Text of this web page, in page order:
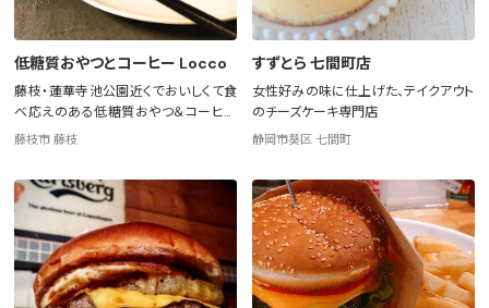
低糖質おやつとコーヒー Locco
藤枝・蓮華寺池公園近くでおいしくて食
べ応えのある低糖質おやつ＆コーヒー
を提供
藤枝市 藤枝
すずとら 七間町店
女性好みの味に仕上げた、テイクアウト
のチーズケーキ専門店
静岡市葵区 七間町